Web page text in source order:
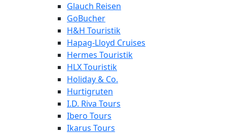
Glauch Reisen
GoBucher
H&H Touristik
Hapag-Lloyd Cruises
Hermes Touristik
HLX Touristik
Holiday & Co.
Hurtigruten
I.D. Riva Tours
Ibero Tours
Ikarus Tours